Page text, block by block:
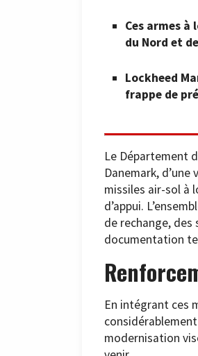
Ces armes à
du Nord et
Lockheed
frappe de
Le Département
Danemark,
missiles air-sol à
d’appui.
de rechange,
documentation
En intégrant ces
modernisation